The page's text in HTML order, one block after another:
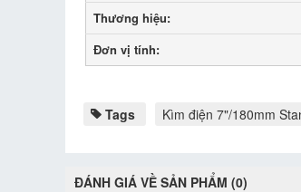
Thương hiệu:
Đơn vị tính:
Tags Kìm điện 7"/180mm
ĐÁNH GIÁ VỀ SẢN PHẨM (0)